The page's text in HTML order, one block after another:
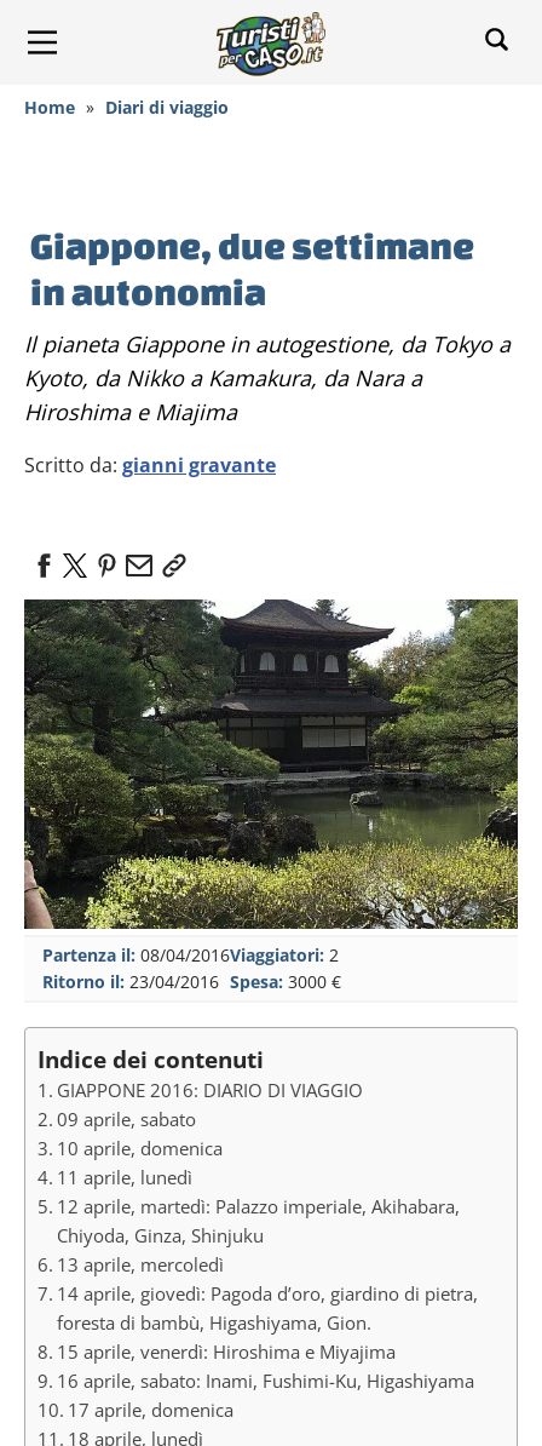
Home » Diari di viaggio
Giappone, due settimane
in autonomia
Il pianeta Giappone in autogestione, da Tokyo a
Kyoto, da Nikko a Kamakura, da Nara a
Hiroshima e Miajima
Scritto da: gianni gravante
Partenza il: 08/04/2016
Ritorno il: 23/04/2016
Viaggiatori: 2
Spesa: 3000 €
Indice dei contenuti
GIAPPONE 2016: DIARIO DI VIAGGIO
09 aprile, sabato
10 aprile, domenica
11 aprile, lunedì
12 aprile, martedì: Palazzo imperiale, Akihabara,
Chiyoda, Ginza, Shinjuku
13 aprile, mercoledì
14 aprile, giovedì: Pagoda d’oro, giardino di pietra,
foresta di bambù, Higashiyama, Gion.
15 aprile, venerdì: Hiroshima e Miyajima
16 aprile, sabato: Inami, Fushimi-Ku, Higashiyama
17 aprile, domenica
18 aprile, lunedì